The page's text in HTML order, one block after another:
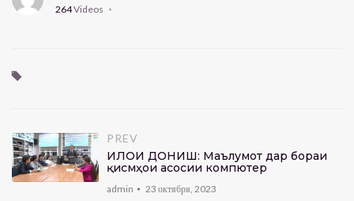
264Videos
PREV
ҶИЛОИ ДОНИШ: Маълумот дар бораи
қисмҳои асосии компютер
admin 23 октября, 2023